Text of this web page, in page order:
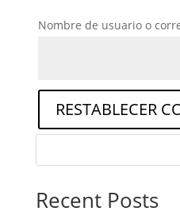
Nombre de usuario o
RESTABLECER
Recent Posts